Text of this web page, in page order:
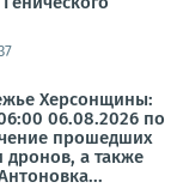
Херсонщины:
06.08.2026 по
прошедших
дронов, а также